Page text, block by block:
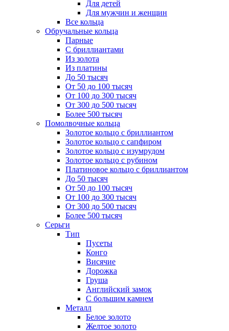
Для детей
Для мужчин и женщин
Все кольца
Обручальные кольца
Парные
С бриллиантами
Из золота
Из платины
До 50 тысяч
От 50 до 100 тысяч
От 100 до 300 тысяч
От 300 до 500 тысяч
Более 500 тысяч
Помолвочные кольца
Золотое кольцо с бриллиантом
Золотое кольцо с сапфиром
Золотое кольцо с изумрудом
Золотое кольцо с рубином
Платиновое кольцо с бриллиантом
До 50 тысяч
От 50 до 100 тысяч
От 100 до 300 тысяч
От 300 до 500 тысяч
Более 500 тысяч
Серьги
Тип
Пусеты
Конго
Висячие
Дорожка
Груша
Английский замок
С большим камнем
Металл
Белое золото
Желтое золото